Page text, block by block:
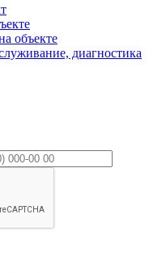
объекте
диагностика